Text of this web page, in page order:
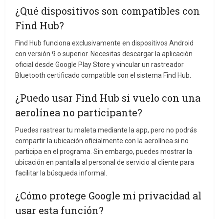
¿Qué dispositivos son compatibles con
Find Hub?
Find Hub funciona exclusivamente en dispositivos Android
con versión 9 o superior. Necesitas descargar la aplicación
oficial desde Google Play Store y vincular un rastreador
Bluetooth certificado compatible con el sistema Find Hub.
¿Puedo usar Find Hub si vuelo con una
aerolínea no participante?
Puedes rastrear tu maleta mediante la app, pero no podrás
compartir la ubicación oficialmente con la aerolínea si no
participa en el programa. Sin embargo, puedes mostrar la
ubicación en pantalla al personal de servicio al cliente para
facilitar la búsqueda informal.
¿Cómo protege Google mi privacidad al
usar esta función?